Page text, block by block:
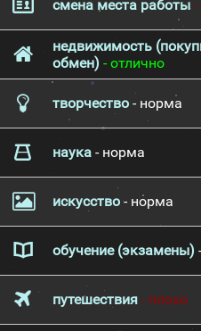
смена места работы-
недвижимость
обмен) - отлично
творчество - норма
наука - норма
искусство- норма
обучение (экзамены)
путешествия - плохо